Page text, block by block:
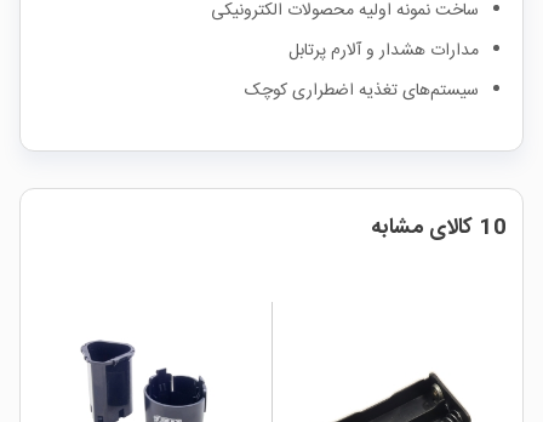
ساخت نمونه اولیه محصولات الکترونیکی
مدارات هشدار و آلارم پرتابل
سیستم‌های تغذیه اضطراری کوچک
10 کالای مشابه